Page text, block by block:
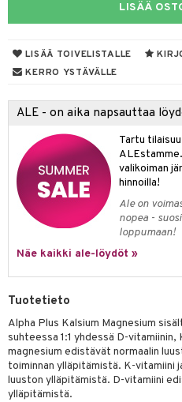
LISÄÄ
LISÄÄ TOIVELISTALLE
KERRO YSTÄVÄLLE
ALE - on aika napsauttaa
Tartu
valikoiman
hinnoilla!
Ale on
nopea -
loppumaan!
Näe kaikki ale-löydöt »
Tuotetieto
Alpha Plus Kalsium Magnesium
suhteessa 1:1 yhdessä D-vitamiinin,
magnesium edistävät normaalin
toiminnan ylläpitämistä. K-vitamiini
luuston ylläpitämistä. D-vitamiini
ylläpitämistä.
kuorinta
& imetys
& PMS
käytettävät
intoleranssi
alentavat
rasvahapot
vahvistavat
säätelevät
helpottava
K
energiaa